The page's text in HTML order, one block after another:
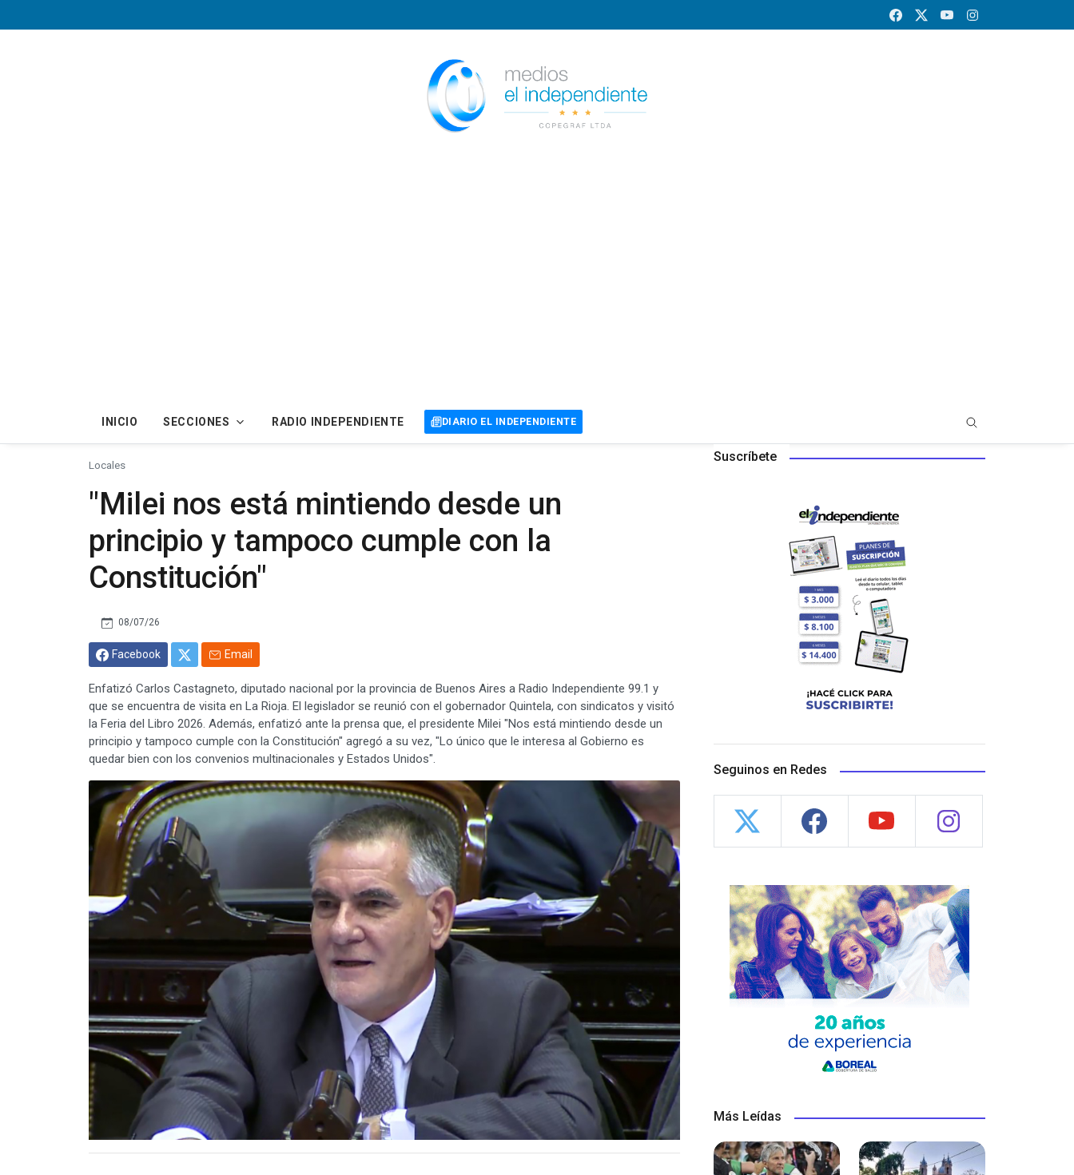
INICIO SECCIONES RADIO INDEPENDIENTE DIARIO EL INDEPENDIENTE
Locales
"Milei nos está mintiendo desde un
principio y tampoco cumple con la
Constitución"
08/07/26
Facebook Email
Enfatizó Carlos Castagneto, diputado nacional por la provincia de Buenos Aires a Radio Independiente 99.1 y
que se encuentra de visita en La Rioja. El legislador se reunió con el gobernador Quintela, con sindicatos y visitó
la Feria del Libro 2026. Además, enfatizó ante la prensa que, el presidente Milei "Nos está mintiendo desde un
principio y tampoco cumple con la Constitución" agregó a su vez, "Lo único que le interesa al Gobierno es
quedar bien con los convenios multinacionales y Estados Unidos".
Suscríbete
Seguinos en Redes
Más Leídas